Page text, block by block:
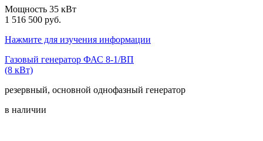
Мощность 35 кВт
1 516 500 руб.
Нажмите для изучения информации
Газовый генератор ФАС 8-1/ВП
(8 кВт)
резервный, основной однофазный генератор
в наличии